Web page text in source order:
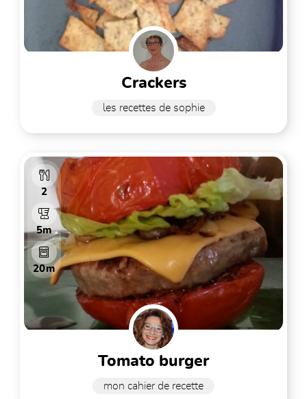
crackers
les recettes de sophie
2
5m
20m
tomato burger
mon cahier de recette